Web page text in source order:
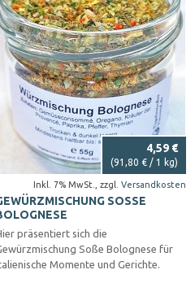
4,59 €
Inkl. 7% MwSt. zzgl. Versandkosten
(91,80 € / 1 kg)
SOSSE B
präsentiert sich die
Soße Bolognese für
Momente und Gerichte.